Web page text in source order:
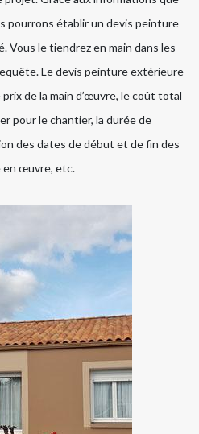
pourrons établir un devis peinture
Vous le tiendrez en main dans les
Le devis peinture extérieure
de la main d’œuvre, le coût total
pour le chantier, la durée de
des dates de début et de fin des
en œuvre, etc.